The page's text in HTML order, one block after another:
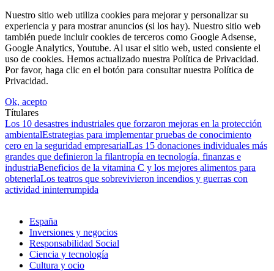
Nuestro sitio web utiliza cookies para mejorar y personalizar su
experiencia y para mostrar anuncios (si los hay). Nuestro sitio web
también puede incluir cookies de terceros como Google Adsense,
Google Analytics, Youtube. Al usar el sitio web, usted consiente el
uso de cookies. Hemos actualizado nuestra Política de Privacidad.
Por favor, haga clic en el botón para consultar nuestra Política de
Privacidad.
Ok, acepto
Títulares
Los 10 desastres industriales que forzaron mejoras en la protección
ambientalEstrategias para implementar pruebas de conocimiento
cero en la seguridad empresarialLas 15 donaciones individuales más
grandes que definieron la filantropía en tecnología, finanzas e
industriaBeneficios de la vitamina C y los mejores alimentos para
obtenerlaLos teatros que sobrevivieron incendios y guerras con
actividad ininterrumpida
España
Inversiones y negocios
Responsabilidad Social
Ciencia y tecnología
Cultura y ocio